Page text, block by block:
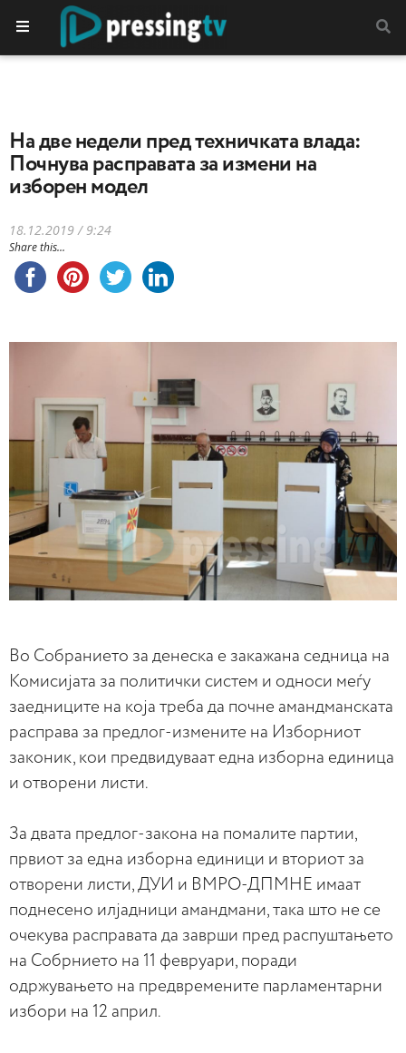
На две недели пред техничката влада:
Почнува расправата за измени на
изборен модел
18.12.2019 / 9:24
Share this...
Во Собранието за денеска е закажана седница на
Комисијата за политички систем и односи меѓу
заедниците на која треба да почне амандманската
расправа за предлог-измените на Изборниот
законик, кои предвидуваат една изборна единица
и отворени листи.
За двата предлог-закона на помалите партии,
првиот за една изборна единици и вториот за
отворени листи, ДУИ и ВМРО-ДПМНЕ имаат
поднесено илјадници амандмани, така што не се
очекува расправата да заврши пред распуштањето
на Собрнието на 11 февруари, поради
одржувањето на предвремените парламентарни
избори на 12 април.